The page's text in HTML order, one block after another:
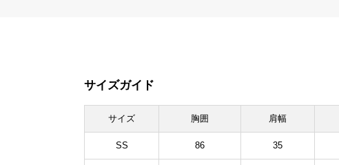
サイズガイド
サイズ 胸囲 肩幅
SS 86 35